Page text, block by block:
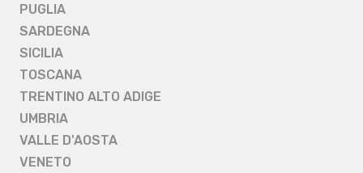
PUGLIA
SARDEGNA
SICILIA
TOSCANA
TRENTINO ALTO ADIGE
UMBRIA
VALLE D'AOSTA
VENETO